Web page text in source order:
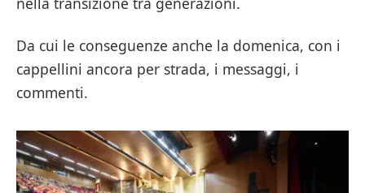
Da cui le conseguenze anche la domenica, con i
cappellini ancora per strada, i messaggi, i
commenti.